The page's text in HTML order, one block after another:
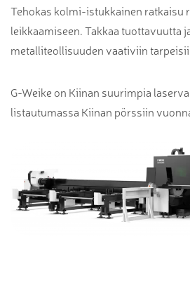
Tehokas kolmi-istukkainen ratkaisu
leikkaamiseen. Takkaa tuottavuutta
metalliteollisuuden vaativiin
G-Weike on Kiinan suurimpia
listautumassa Kiinan pörssiin